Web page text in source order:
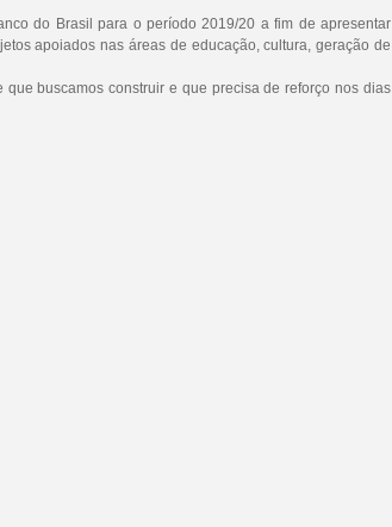
do Brasil para o período 2019/20 a fim de apresentar
apoiados nas áreas de educação, cultura, geração de
buscamos construir e que precisa de reforço nos dias